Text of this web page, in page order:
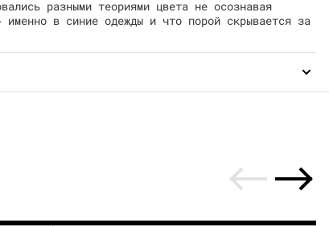
разными теориями цвета не осознавая
именно в синие одежды и что порой скрывается за